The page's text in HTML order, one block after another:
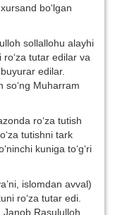
bo‘lgan
sollallohu alayhi
tutar edilar va
edilar.
so‘ng Muharram
ro‘za tutish
tutishni tark
kuniga to‘g‘ri
islomdan avval)
ro‘za tutar edi.
Janob Rasululloh